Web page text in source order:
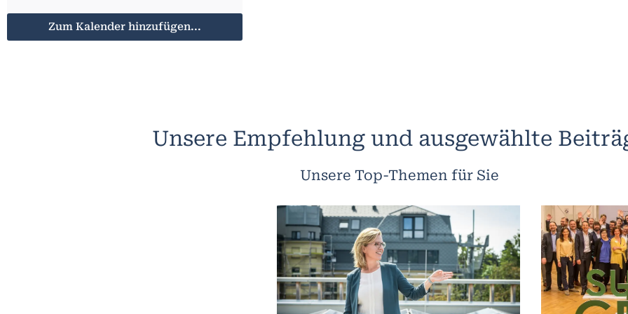
Zum Kalender hinzufügen...
Unsere Empfehlung und ausgewählte
Unsere Top-Themen für Sie